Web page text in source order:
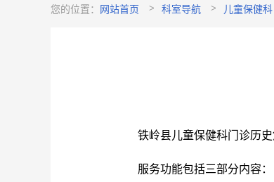
您的位置： 网站首页 科室导航 儿童保健科
铁岭县儿童保健科门诊历
服务功能包括三部分内容